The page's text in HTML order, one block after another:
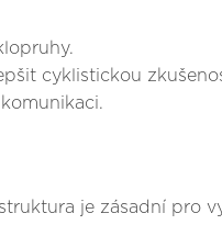
cyklistickou
je zásadní pro